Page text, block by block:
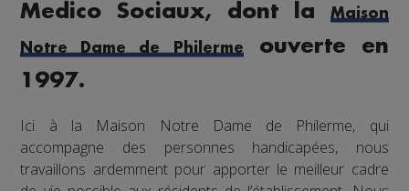
Medico Sociaux, dont la
Maison
Notre Dame de Philerme
ouverte en
1997.
Ici à la Maison Notre Dame de Philerme, qui
accompagne des personnes handicapées, nous
travaillons ardemment pour apporter le meilleur cadre